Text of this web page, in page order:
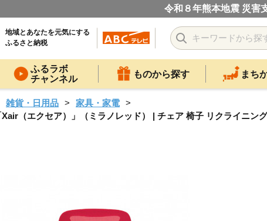
令和８年熊本地震 災害
地域とあなたを元気にする
ふるさと納税
ふるラボ
チャンネル
ものから探す まち
雑貨・日用品
家具・家電
（エクセア）」（ミラノレッド） | チェア 椅子 リクライニ